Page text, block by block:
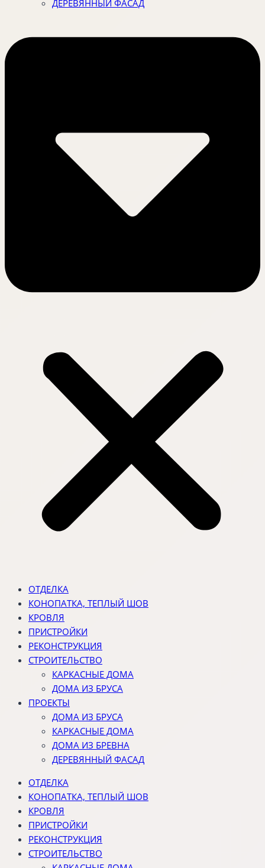
ДЕРЕВЯННЫЙ ФАСАД
ОТДЕЛКА
КОНОПАТКА, ТЕПЛЫЙ ШОВ
КРОВЛЯ
ПРИСТРОЙКИ
РЕКОНСТРУКЦИЯ
СТРОИТЕЛЬСТВО
КАРКАСНЫЕ ДОМА
ДОМА ИЗ БРУСА
ПРОЕКТЫ
ДОМА ИЗ БРУСА
КАРКАСНЫЕ ДОМА
ДОМА ИЗ БРЕВНА
ДЕРЕВЯННЫЙ ФАСАД
ОТДЕЛКА
КОНОПАТКА, ТЕПЛЫЙ ШОВ
КРОВЛЯ
ПРИСТРОЙКИ
РЕКОНСТРУКЦИЯ
СТРОИТЕЛЬСТВО